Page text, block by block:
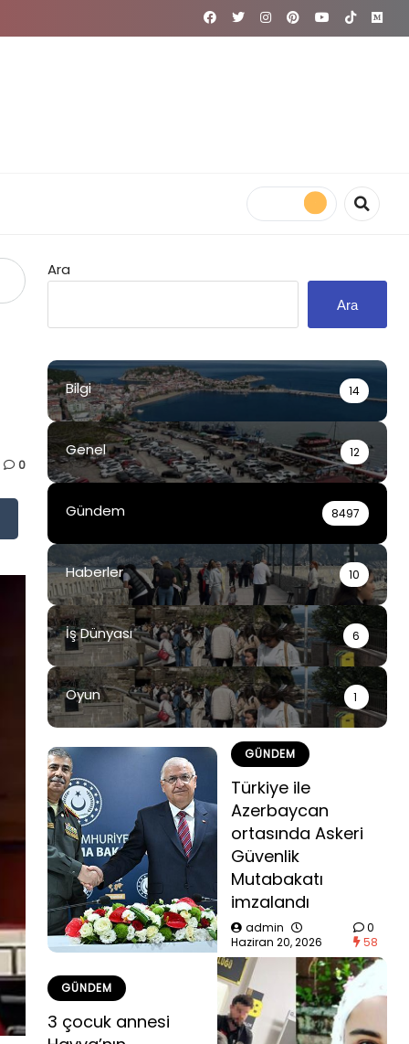
0
Ara
Ara
Bilgi 14
Genel 12
Gündem 8497
Haberler 10
İş Dünyası 6
Oyun 1
GÜNDEM
Türkiye ile
Azerbaycan
ortasında Askeri
Güvenlik
Mutabakatı
imzalandı
admin
Haziran 20, 2026
0
58
GÜNDEM
3 çocuk annesi